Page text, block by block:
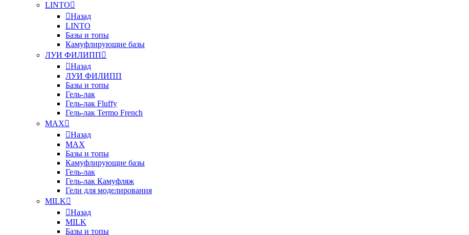
LINTO
Назад
LINTO
Базы и топы
Камуфлирующие базы
ЛУИ ФИЛИПП
Назад
ЛУИ ФИЛИПП
Базы и топы
Гель-лак
Гель-лак Fluffy
Гель-лак Termo French
MAX
Назад
MAX
Базы и топы
Камуфлирующие базы
Гель-лак
Гель-лак Камуфляж
Гели для моделирования
MILK
Назад
MILK
Базы и топы